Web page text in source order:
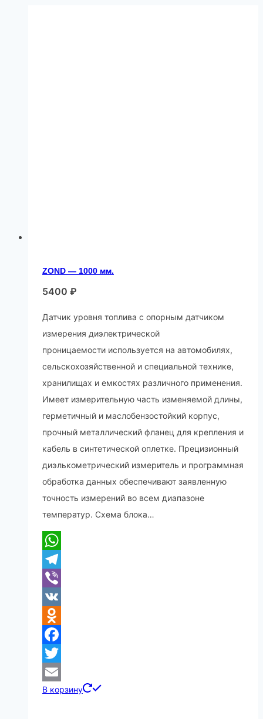
ZOND — 1000 мм.
5400 ₽
Датчик уровня топлива c опорным датчиком
измерения диэлектрической
проницаемости используется на автомобилях,
сельскохозяйственной и специальной технике,
хранилищах и емкостях различного применения.
Имеет измерительную часть изменяемой длины,
герметичный и маслобензостойкий корпус,
прочный металлический фланец для крепления и
кабель в синтетической оплетке. Прецизионный
диэлькометрический измеритель и программная
обработка данных обеспечивают заявленную
точность измерений во всем диапазоне
температур. Схема блока…
WhatsApp
Telegram
Viber
VK
Odnoklassniki
Facebook
Twitter
Email
В корзину